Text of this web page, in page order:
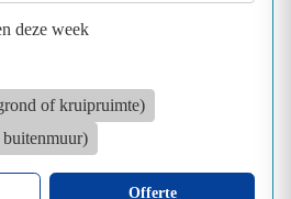
deze week
of kruipruimte)
Offerte